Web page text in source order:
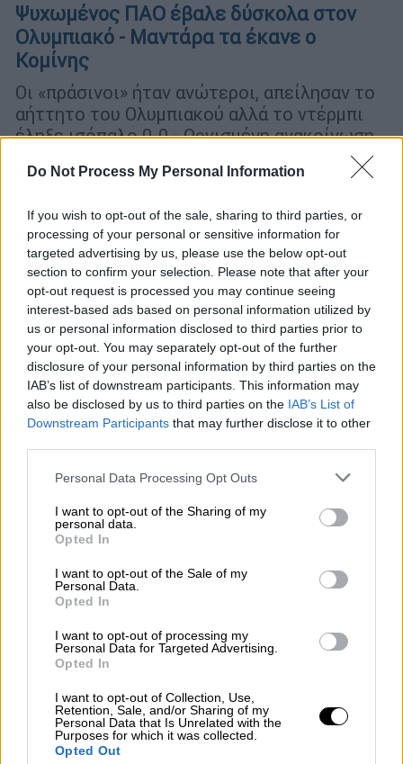
Do Not Process My Personal Information
If you wish to opt-out of the sale, sharing to third parties, or
processing of your personal or sensitive information for
targeted advertising by us, please use the below opt-out
section to confirm your selection. Please note that after your
opt-out request is processed you may continue seeing
interest-based ads based on personal information utilized by
us or personal information disclosed to third parties prior to
your opt-out. You may separately opt-out of the further
disclosure of your personal information by third parties on the
IAB’s list of downstream participants. This information may
also be disclosed by us to third parties on the IAB’s List of
Downstream Participants that may further disclose it to other
Please note that this website/app uses one or more Google
not limited to your visit or usage behaviour. You may click to
grant or deny consent to Google and its third-party tags to
use your data for below specified purposes in below Google
consent section.
Personal Data Processing Opt Outs
I want to opt-out of the Sharing of my
personal data.
Opted In
I want to opt-out of the Sale of my
Personal Data.
Opted In
I want to opt-out of processing my
Personal Data for Targeted Advertising.
Opted In
I want to opt-out of Collection, Use,
Retention, Sale, and/or Sharing of my
Personal Data that Is Unrelated with the
Purposes for which it was collected.
Opted Out
Ψυχωμένος ΠΑΟ έβαλε δύσκολα στον
Ολυμπιακό - Μαντάρα τα έκανε ο
Κομίνης
Οι «πράσινοι» ήταν ανώτεροι, απείλησαν το
αήττητο του Ολυμπιακού αλλά το ντέρμπι
έληξε ισόπαλο 0-0 - Οργισμένη ανακοίνωση
Αθλητισμός|22.05.2019 23:41
Καταγγελία Κούγια για Μελισσανίδη:
«Με απείλησε λόγω Κομίνη»
μεγαλομέτοχος της ΑΕΛ υποστηρίζει πως ο
Δημήτρης Μελισσανίδης τον πήρε
ΑΛΛΑ #TAGS
Παναθηναϊκός
διαιτησία
SuperLeague
Ολυμπιακός